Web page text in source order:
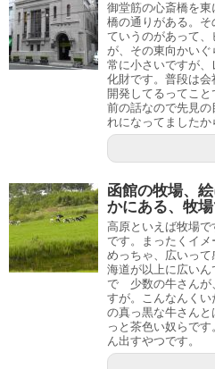
御堂筋の心斎橋を
橋の通りがある。
ていうのがあって
が、その東向かい
常に小さいですが
化財です。普段は
開発してるってこ
前の話なので先見
れになってましたか
函館の牧場、
かにある、牧場
高原といえば牧場
です。まったくイメ
めっちゃ、広いっ
海道が以上に広い
で 少数の牛さんが
すが。こんなんく
の真っ黒な牛さんと
っと茶色い奴らで
ん出すやつです。